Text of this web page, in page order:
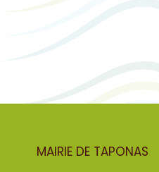
MAIRIE DE TAPONAS